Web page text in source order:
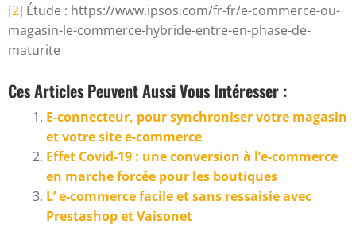
[2] Étude : https://www.ipsos.com/fr-fr/e-commerce-ou-
magasin-le-commerce-hybride-entre-en-phase-de-
maturite
Ces Articles Peuvent Aussi Vous Intéresser :
E-connecteur, pour synchroniser votre magasin
et votre site e-commerce
Effet Covid-19 : une conversion à l’e-commerce
en marche forcée pour les boutiques
L’ e-commerce facile et sans ressaisie avec
Prestashop et Vaisonet